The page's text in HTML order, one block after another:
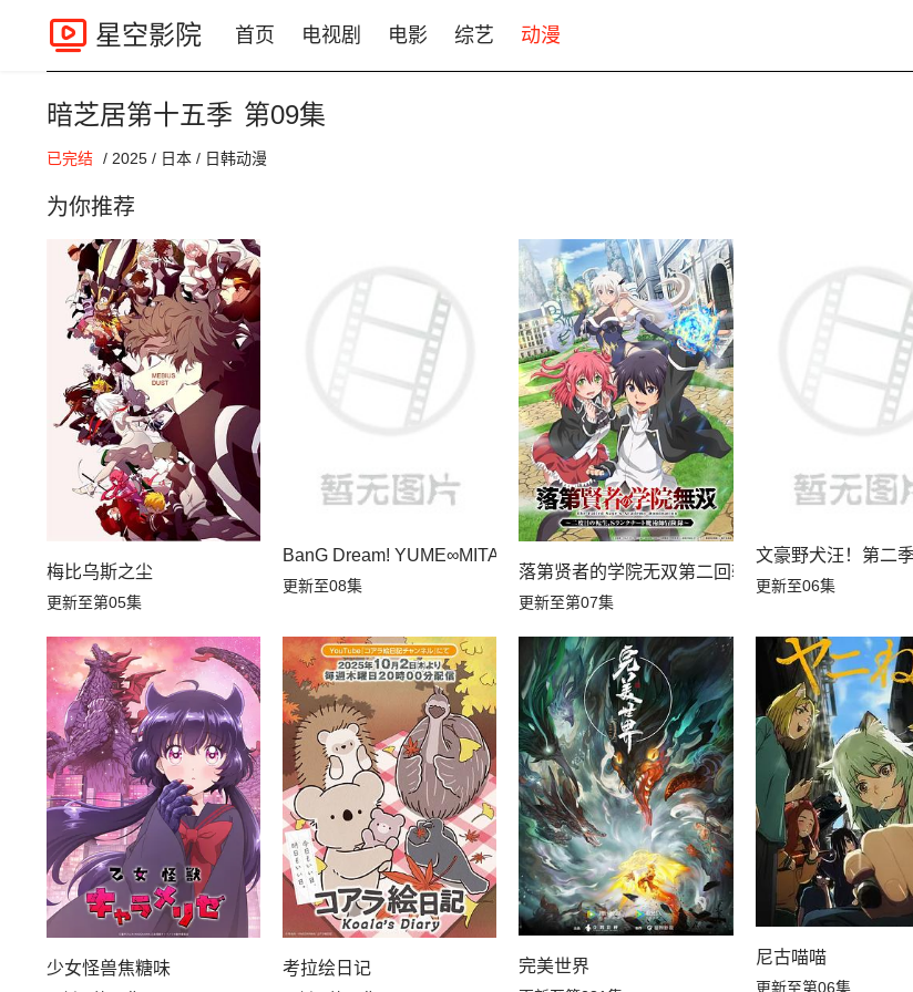
星空影院 首页 电视剧 电影 综艺 动漫
00:00 / 00:00
暗芝居第十五季 第09集
已完结 / 2025 / 日本 / 日韩动漫
为你推荐
梅比乌斯之尘
更新至第05集
BanG Dream! YUME∞MITA
更新至08集
落第贤者的学院无双第二回转生，S等级作弊魔术
更新至第07集
文豪野犬汪！第二季
更新至06集
少女怪兽焦糖味 考拉绘日记 完美世界 尼古喵喵
更新至第06集